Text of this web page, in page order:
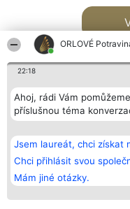
ORLOVÉ
22:18
Ahoj, rádi Vám
příslušnou téma
Jsem laureát, chci získat
Chci přihlásit svou
Mám jiné otázky.
Bright Side Solutions sp. z o.
o. sp. k.
ul. Ruska 22
Wrocław 50-079
KRS 0000749100 | Regon
381313360 | NIP 8943132676